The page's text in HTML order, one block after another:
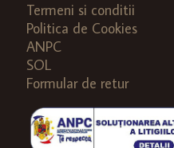
Termeni si conditii
Politica de Cookies
ANPC
SOL
Formular de retur